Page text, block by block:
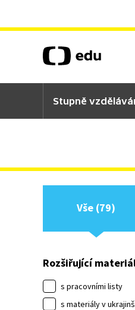
Stupně
Vše (79)
Rozšiřující
s pracovními listy
s materiály v